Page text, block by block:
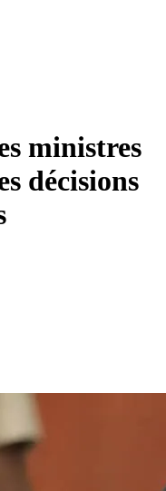
ministres
décisions